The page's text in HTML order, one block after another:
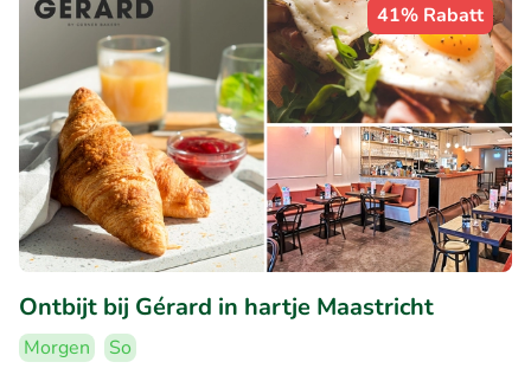
41% Rabatt
Ontbijt bij Gérard in hartje Maastricht
Morgen
So